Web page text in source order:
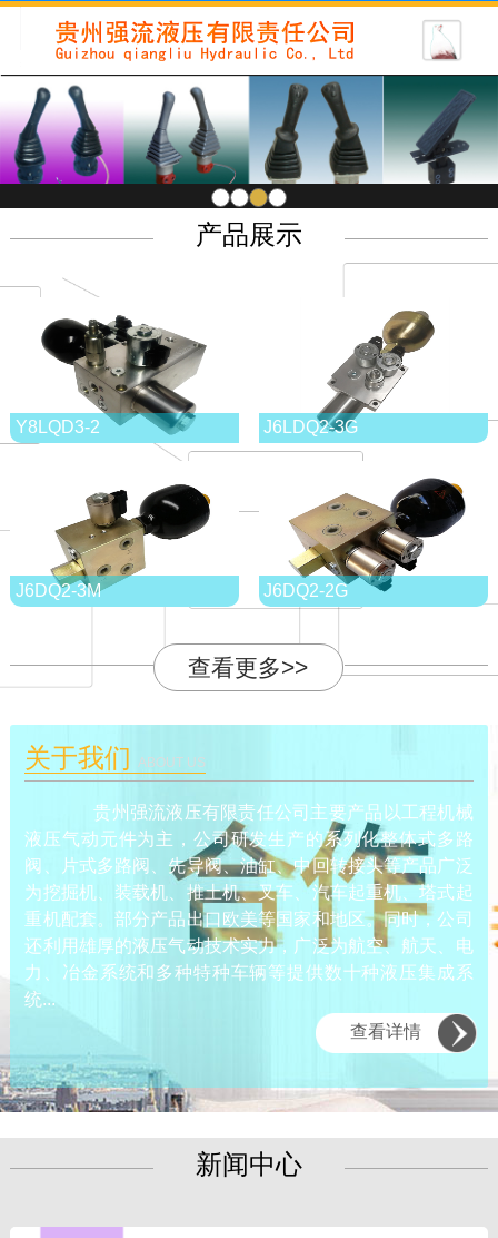
产品展示
Y8LQD3-2 J6LDQ2-3G
J6DQ2-3M J6DQ2-2G
查看更多>>
关于我们 ABOUT US
贵州强流液压有限责任公司主要产品以工程机械
液压气动元件为主，公司研发生产的系列化整体式多路
阀、片式多路阀、先导阀、油缸、中回转接头等产品广泛
为挖掘机、装载机、推土机、叉车、汽车起重机、塔式起
重机配套。部分产品出口欧美等国家和地区。同时，公司
还利用雄厚的液压气动技术实力，广泛为航空、航天、电
力、冶金系统和多种特种车辆等提供数十种液压集成系
统...
查看详情
新闻中心